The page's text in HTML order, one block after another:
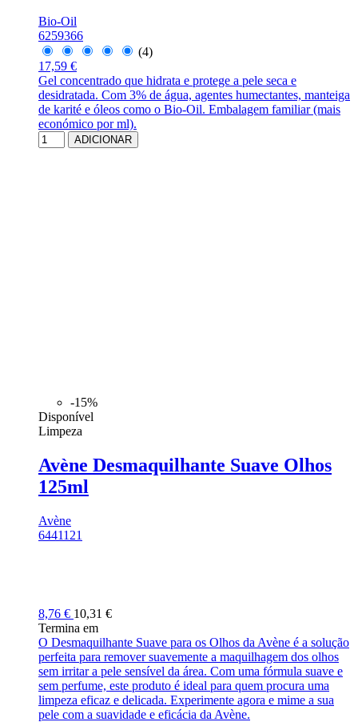
Bio-Oil
6259366
(4)
17,59 €
Gel concentrado que hidrata e protege a pele seca e
desidratada. Com 3% de água, agentes humectantes, manteiga
de karité e óleos como o Bio-Oil. Embalagem familiar (mais
económico por ml).
ADICIONAR
-15%
Disponível
Limpeza
Avène Desmaquilhante Suave Olhos
125ml
Avène
6441121
8,76 € 10,31 €
Termina em
O Desmaquilhante Suave para os Olhos da Avène é a solução
perfeita para remover suavemente a maquilhagem dos olhos
sem irritar a pele sensível da área. Com uma fórmula suave e
sem perfume, este produto é ideal para quem procura uma
limpeza eficaz e delicada. Experimente agora e mime a sua
pele com a suavidade e eficácia da Avène.